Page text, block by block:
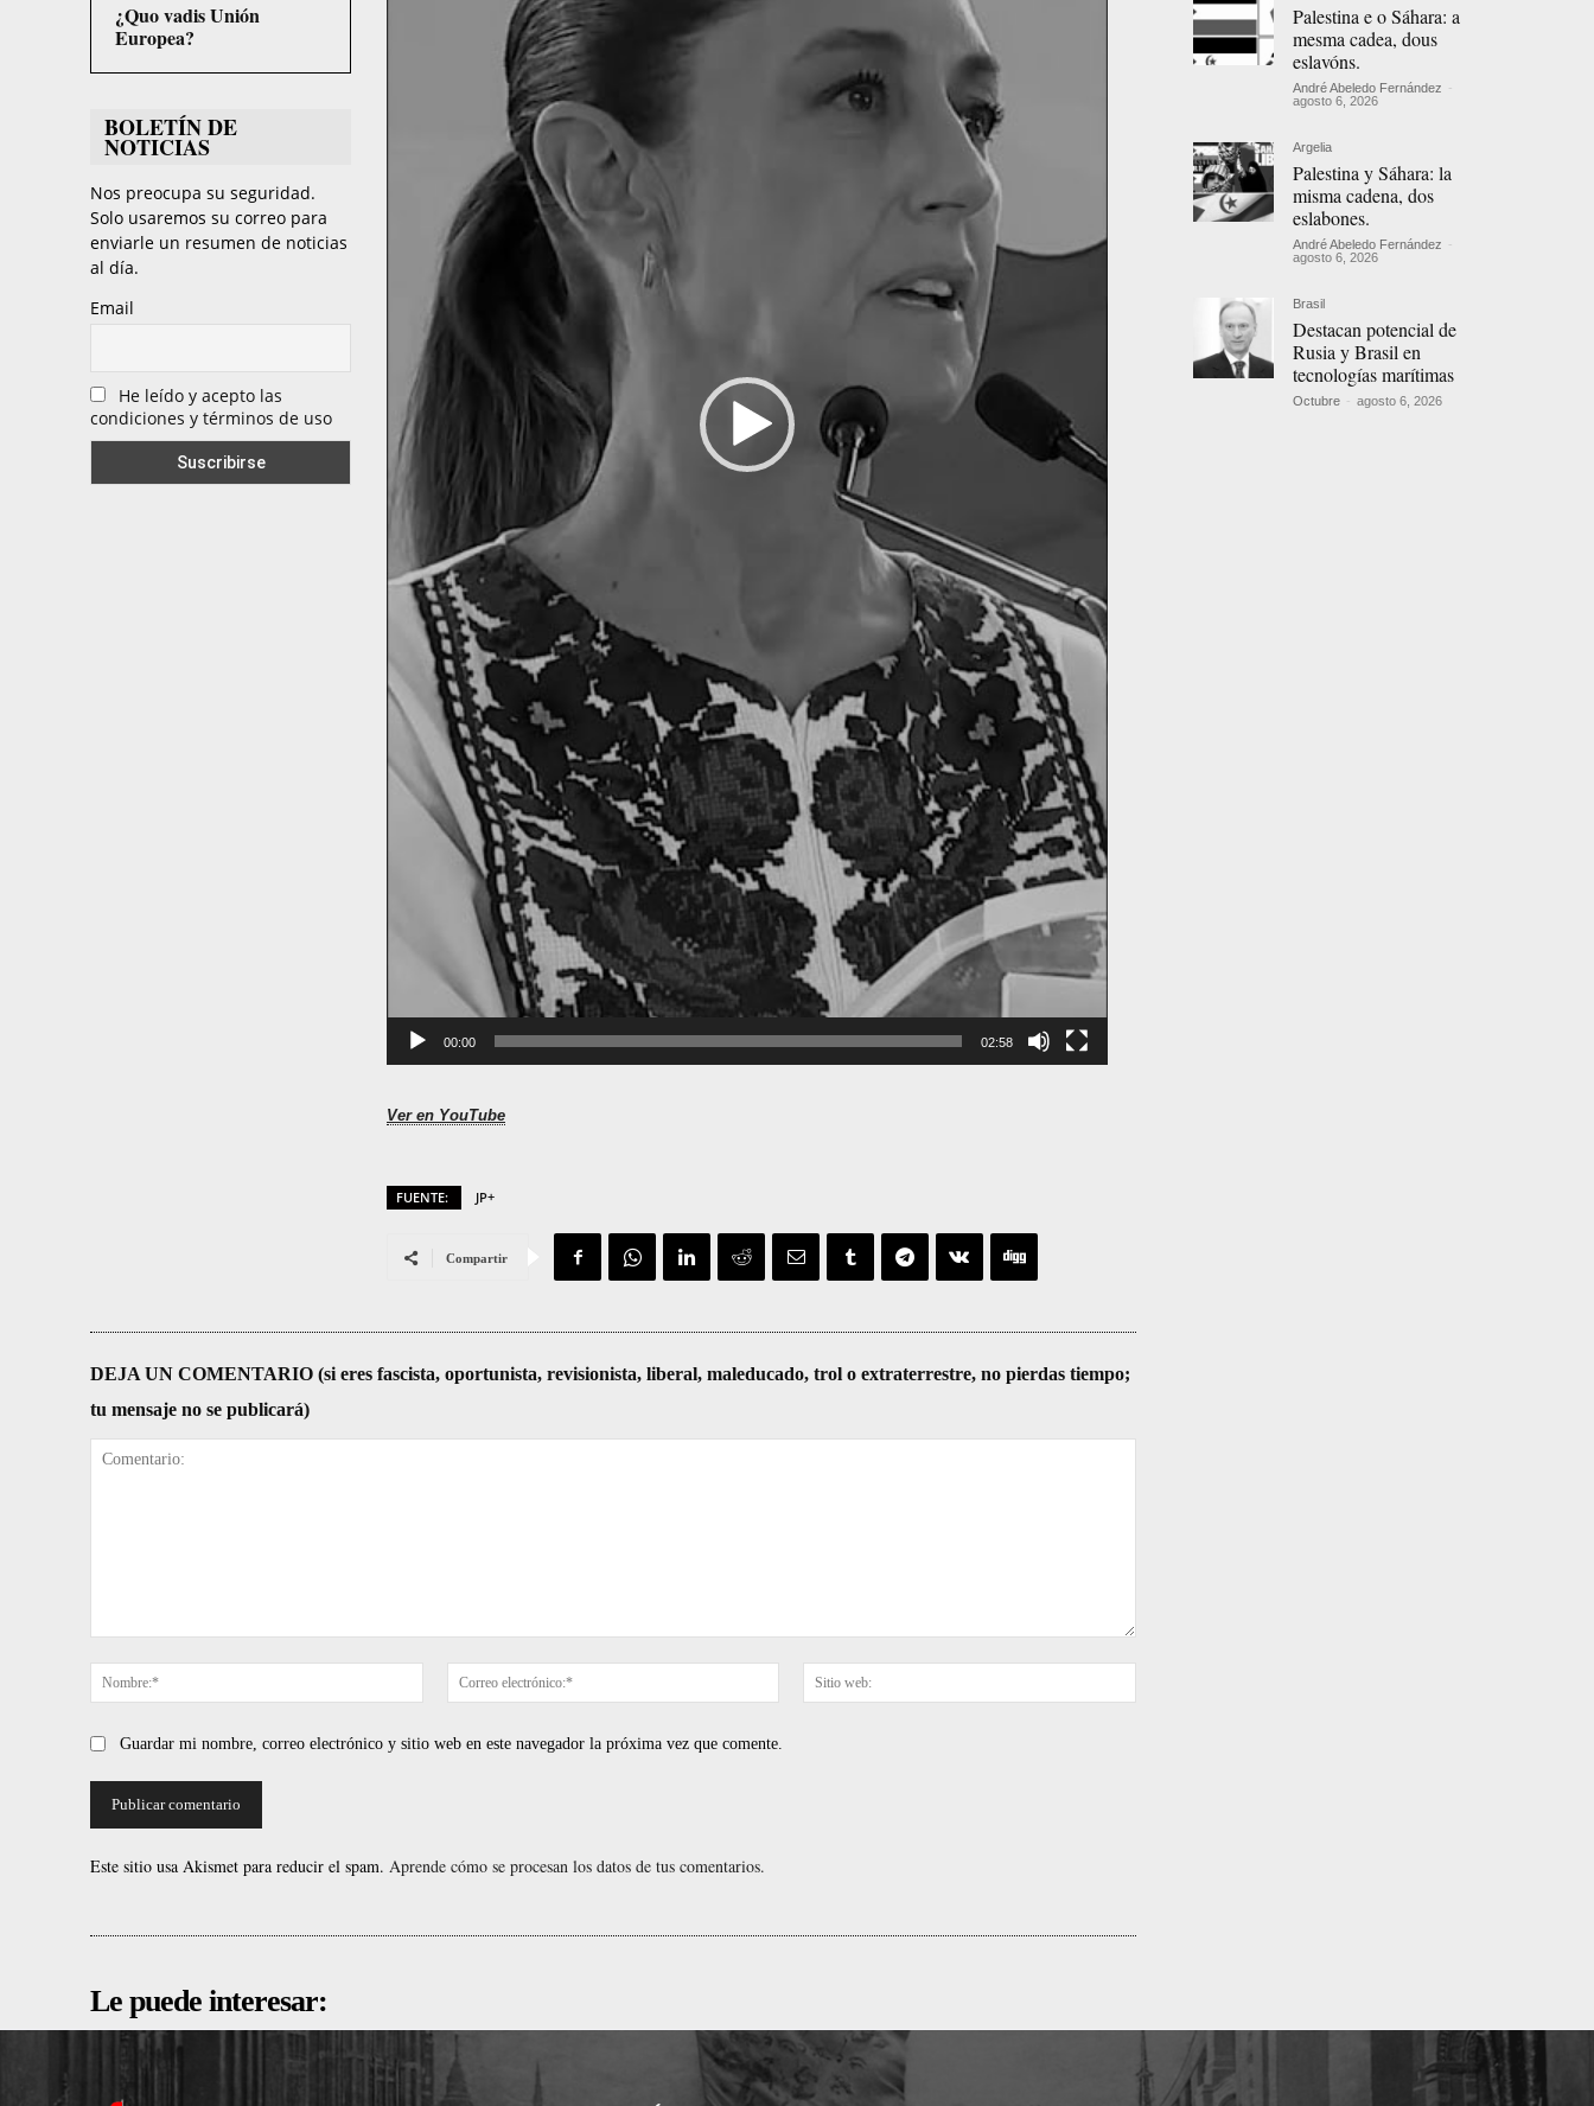
¿Quo vadis Unión
Europea?
BOLETÍN DE
NOTICIAS
Nos preocupa su seguridad.
Solo usaremos su correo para
enviarle un resumen de noticias
al día.
Email
He leído y acepto las
condiciones y términos de uso
00:00 02:58
Ver en YouTube
FUENTE: JP+
Compartir
DEJA UN COMENTARIO (si eres fascista, oportunista, revisionista, liberal, maleducado, trol o extraterrestre, no pierdas tiempo;
tu mensaje no se publicará)
Nombre:*
Correo
electrónico:*
web:
Guardar mi nombre, correo electrónico y sitio web en este navegador la próxima vez que comente.
Este sitio usa Akismet para reducir el spam. Aprende cómo se procesan los datos de tus comentarios.
Palestina e o Sáhara: a
mesma cadea, dous
eslavóns.
André Abeledo Fernández -
agosto 6, 2026
Argelia
Palestina y Sáhara: la
misma cadena, dos
eslabones.
André Abeledo Fernández -
agosto 6, 2026
Brasil
Destacan potencial de
Rusia y Brasil en
tecnologías marítimas
Octubre - agosto 6, 2026
Le puede interesar: